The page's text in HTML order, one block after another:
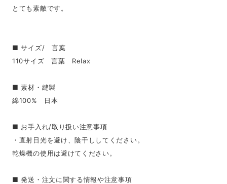
とても素敵です。
■ サイズ/ 言葉
110サイズ 言葉 Relax
■ 素材・縫製
綿100% 日本
■ お手入れ/取り扱い注意事項
・直射日光を避け、陰干ししてください。
乾燥機の使用は避けてください。
■ 発送・注文に関する情報や注意事項